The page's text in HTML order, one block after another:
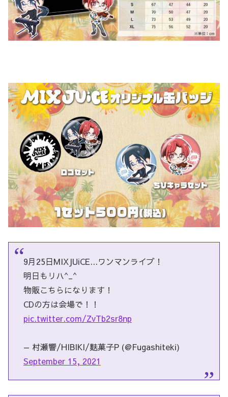
9月25日MIXJUiCE...ワンマンライブ！
明日もリハ^_^
物販こちらになります！
CDの方は会場で！！
pic.twitter.com/ZvTb2sr8np
— 村瀬響/HIBIKI/麩菓子P (@Fugashiteki)
September 15, 2021